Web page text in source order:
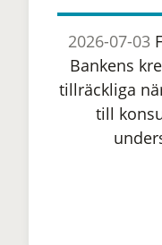
2026-07-03
Bankens
tillräckliga
till